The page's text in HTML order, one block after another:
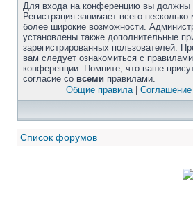
Для входа на конференцию вы должны
Регистрация занимает всего
более широкие возможности.
установлены также дополнительные
зарегистрированных пользователей.
вам следует ознакомиться с
конференции. Помните, что ваше
согласие со всеми правилами.
Общие правила|
Список форумов